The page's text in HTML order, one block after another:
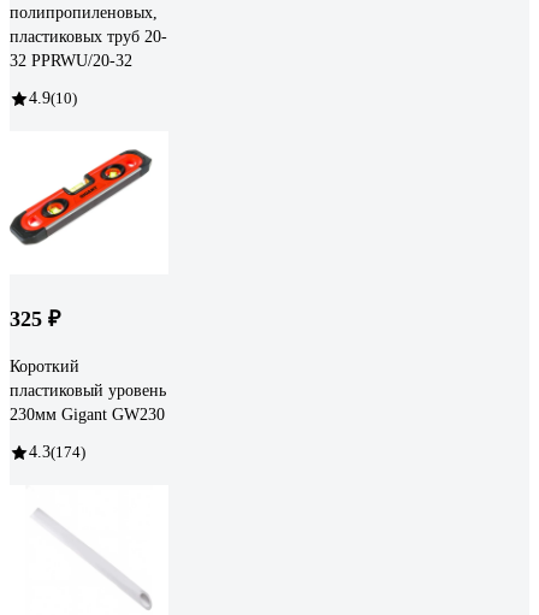
полипропиленовых,
пластиковых труб 20-
32 PPRWU/20-32
4.9(10)
325 ₽
Короткий
пластиковый уровень
230мм Gigant GW230
4.3(174)